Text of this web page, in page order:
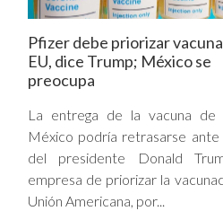
Pfizer debe priorizar
EU, dice Trump; México se
preocupa
La entrega de la vacuna de
México podría retrasarse ante
del presidente Donald
empresa de priorizar la
Unión Americana, por...